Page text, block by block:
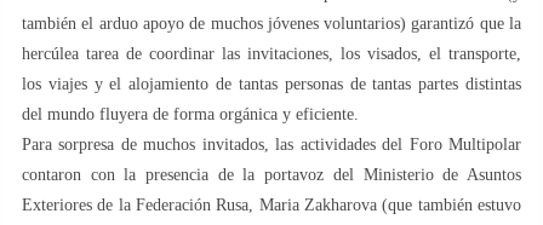
también el arduo apoyo de muchos jóvenes voluntarios) garantizó que la
hercúlea tarea de coordinar las invitaciones, los visados, el transporte,
los viajes y el alojamiento de tantas personas de tantas partes distintas
del mundo fluyera de forma orgánica y eficiente.
Para sorpresa de muchos invitados, las actividades del Foro Multipolar
contaron con la presencia de la portavoz del Ministerio de Asuntos
Exteriores de la Federación Rusa, Maria Zakharova (que también estuvo